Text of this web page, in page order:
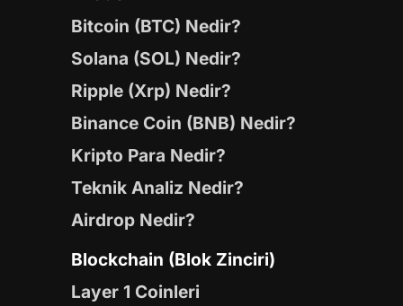
Bitcoin (BTC) Nedir?
Solana (SOL) Nedir?
Ripple (Xrp) Nedir?
Binance Coin (BNB) Nedir?
Kripto Para Nedir?
Teknik Analiz Nedir?
Airdrop Nedir?
Blockchain (Blok Zinciri)
Layer 1 Coinleri